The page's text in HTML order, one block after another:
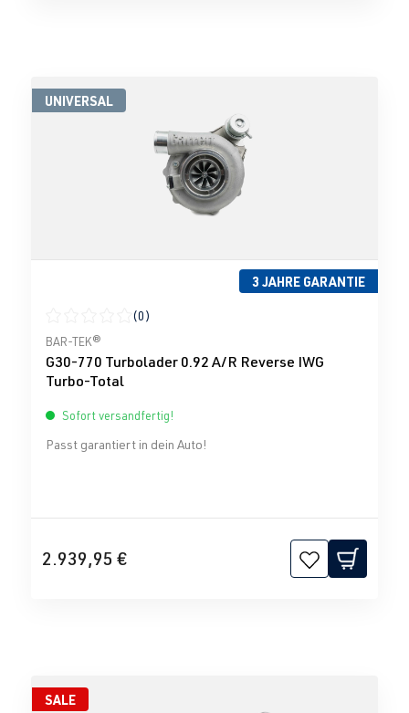
UNIVERSAL
3 JAHRE GARANTIE
Durchschnittliche Bewertung von 0 von 5 Sternen
(0)
BAR-TEK®
G30-770 Turbolader 0.92 A/R Reverse IWG
Turbo-Total
Sofort versandfertig!
Passt garantiert in dein Auto!
2.939,95 €
SALE